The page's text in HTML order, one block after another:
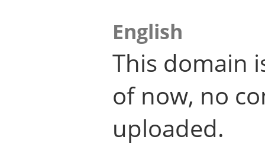
English
This domain
of now, no
uploaded.